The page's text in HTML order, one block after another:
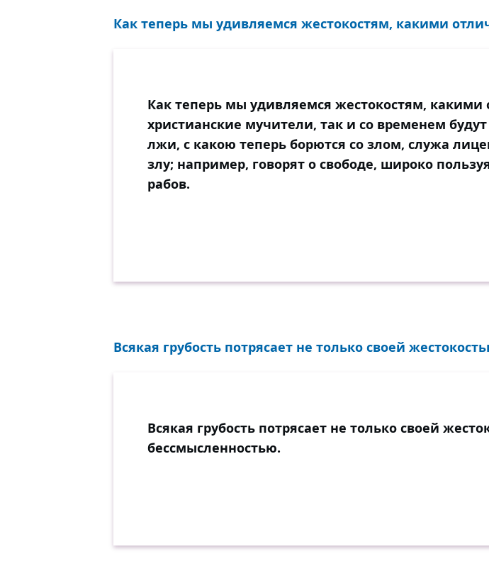
Как теперь мы удивляемся жестокостям, какими
Как теперь мы удивляемся жестокостям, какими
христианские мучители, так и со временем
лжи, с какою теперь борются со злом, служа
злу; например, говорят о свободе, широко
рабов.
Всякая грубость потрясает не только своей
Всякая грубость потрясает не только своей
бессмысленностью.